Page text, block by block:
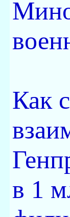
Как
в 1